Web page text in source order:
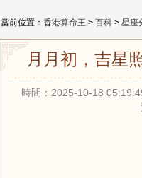
當前位置： 香港算命王 > 百科 > 星座
10月月初，吉星
時間：2025-10-18